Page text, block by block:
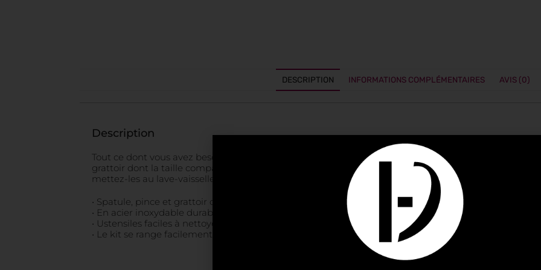
DESCRIPTION INFORMATIONS COMPLÉMENTAIRES AVIS (0)
Description
Tout ce dont vous avez besoin pour vos grillades nomades. Le kit d’ustensiles portable pour
grattoir dont la taille compacte est idéale pour votre prochain pique-nique ou déjeuner nomade.
mettez-les au lave-vaisselle pour un nettoyage facile.
• Spatule, pince et grattoir compacts et faciles à transporter
• En acier inoxydable durable
• Ustensiles faciles à nettoyer, qui passent au lave-vaisselle
• Le kit se range facilement dans le sac à dos pour ustensiles (vendu séparément)